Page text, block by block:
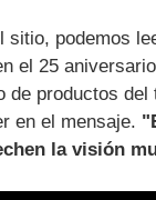
sitio, podemos
el 25
de productos
en el mensaje.
la visión